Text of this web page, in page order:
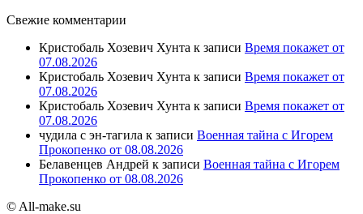
Свежие комментарии
Кристобаль Хозевич Хунта к записи Время покажет от
07.08.2026
Кристобаль Хозевич Хунта к записи Время покажет от
07.08.2026
Кристобаль Хозевич Хунта к записи Время покажет от
07.08.2026
чудила с эн-тагила к записи Военная тайна с Игорем
Прокопенко от 08.08.2026
Белавенцев Андрей к записи Военная тайна с Игорем
Прокопенко от 08.08.2026
© All-make.su